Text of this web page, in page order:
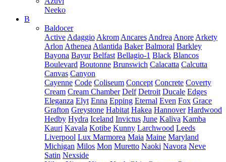
Neeko
B
Baldocer
Active Adaggio Akrom Ancares Andrea Anore Arkety
Arlon Athenea Atlantida Baker Balmoral Barkley
Bayona Bayur Belfast Bellagio-1 Black Blancos
Boulevard Boutonne Brunswich Calacatta Calcutta
Canvas Canyon
Cayenne Code Coliseum Concept Concrete Coverty
Cream Cream Chamber Delf Detroit Ducale Edges
Eleganza Elyt Enna Epping Eternal Even Fox Grace
Grafton Greystone Habitat Hakea Hannover Hardwood
Hedby Hydra Iceland Invictus June Kaliva Kamba
Kauri Kavala Kotibe Kunny Larchwood Leeds
Liverpool Lux Marmorea Maia Maine Maryland
Michigan Milos Mon Muretto Naoki Navora Neve
Satin Nexside